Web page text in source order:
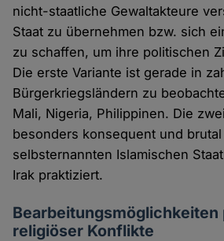
nicht-staatliche Gewaltakteure
Staat zu übernehmen bzw. sich
zu schaffen, um ihre politischen
Die erste Variante ist gerade in
Bürgerkriegsländern zu
Mali, Nigeria, Philippinen. Die
besonders konsequent und brutal
selbsternannten Islamischen
Irak praktiziert.
religiöser Konflikte